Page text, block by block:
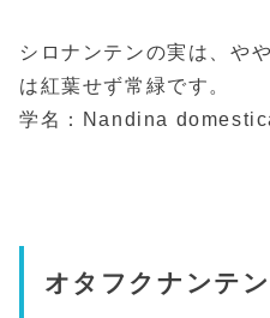
シロナンテンの実は、や
は紅葉せず常緑です。
学名：Nandina
オタフクナンテ